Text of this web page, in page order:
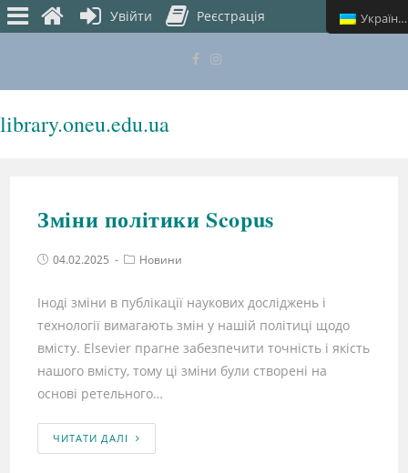
library.oneu.edu.ua
Зміни політики Scopus
04.02.2025 Новини
Іноді зміни в публікації наукових досліджень і
технології вимагають змін у нашій політиці щодо
вмісту. Elsevier прагне забезпечити точність і якість
нашого вмісту, тому ці зміни були створені на
основі ретельного…
ЧИТАТИ ДАЛІ
Увійти Реєстрація Українська